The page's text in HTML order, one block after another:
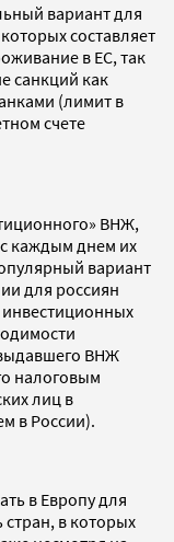
вариант для
составляет
в ЕС, так
санкций как
(лимит в
счете
ВНЖ,
каждым днем их
вариант
для россиян
ВНЖ
налоговым
лиц в
в России).
в Европу для
в которых